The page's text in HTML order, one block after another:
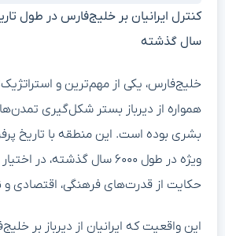
سال گذشته
خلیج‌فارس، یکی از مهم‌ترین و
همواره از دیرباز بستر شکل‌گیری
بشری بوده است. این منطقه با تاریخ
ویژه در طول ۶۰۰۰ سال گذشته،
حکایت از قدرت‌های فرهنگی، اقتصادی و
این واقعیت که ایرانیان از دیرباز بر